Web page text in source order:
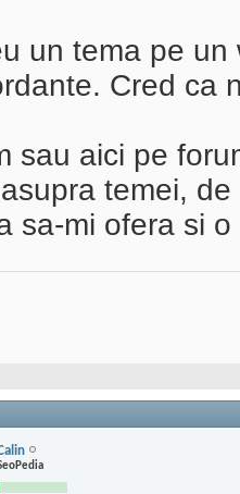
un tema pe
Cred ca
sau aici pe
temei,
sa-mi ofera si